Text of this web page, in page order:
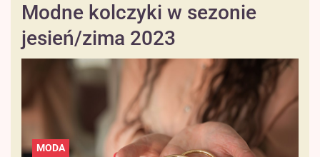
Modne kolczyki w sezonie
jesień/zima 2023
MODA